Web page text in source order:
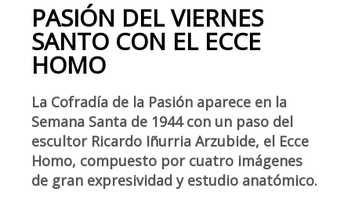
PASIÓN DEL VIERNES
SANTO CON EL ECCE
HOMO
La Cofradía de la Pasión aparece en la
Semana Santa de 1944 con un paso del
escultor Ricardo Iñurria Arzubide, el Ecce
Homo, compuesto por cuatro imágenes
de gran expresividad y estudio anatómico.